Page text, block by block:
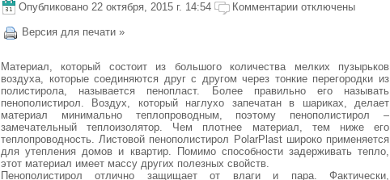
Опубликовано 22 октября, 2015 г. 14:54 Комментарии отключены
Версия для печати »
Материал, который состоит из большого количества мелких пузырьков
воздуха, которые соединяются друг с другом через тонкие перегородки из
полистирола, называется пенопласт. Более правильно его называть
пенополистирол. Воздух, который наглухо запечатан в шариках, делает
материал минимально теплопроводным, поэтому пенополистирол –
замечательный теплоизолятор. Чем плотнее материал, тем ниже его
теплопроводность. Листовой пенополистирол PolarPlast широко применяется
для утепления домов и квартир. Помимо способности задерживать тепло,
этот материал имеет массу других полезных свойств.
Пенополистирол отлично защищает от влаги и пара. Фактически,